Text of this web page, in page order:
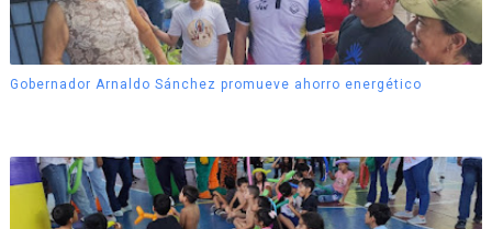
Gobernador Arnaldo Sánchez promueve ahorro energético